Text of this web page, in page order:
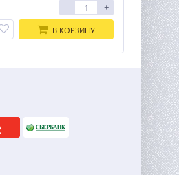
- +
В КОРЗИНУ